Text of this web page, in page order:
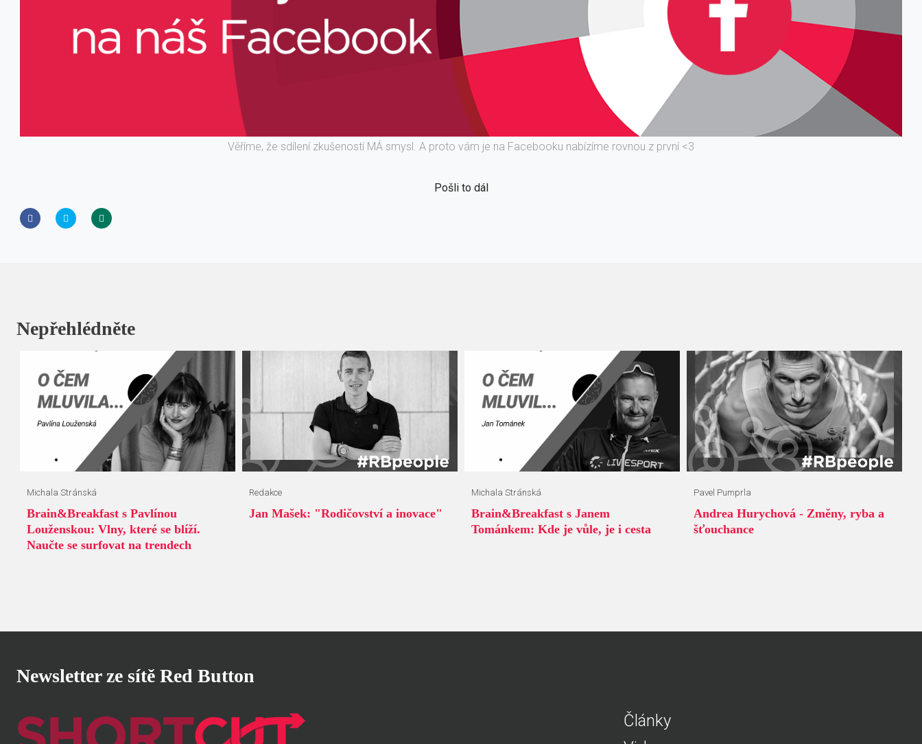
Věříme, že sdílení zkušeností MÁ smysl. A proto vám je na Facebooku nabízíme rovnou z první <3
Pošli to dál
Nepřehlédněte
Michala Stránská
Brain&Breakfast s Pavlínou
Louženskou: Vlny, které se blíží.
Naučte se surfovat na trendech
Redakce
Jan Mašek: "Rodičovství a inovace"
Michala Stránská
Brain&Breakfast s Janem
Tománkem: Kde je vůle, je i cesta
Pavel Pumprla
Andrea Hurychová - Změny, ryba a
šťouchance
Newsletter ze sítě Red Button
Články